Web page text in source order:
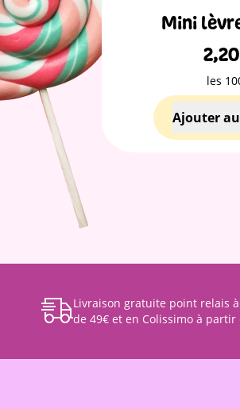
Mini
2,20
les
Livraison gratuite point relais
de 49€ et en Colissimo à partir